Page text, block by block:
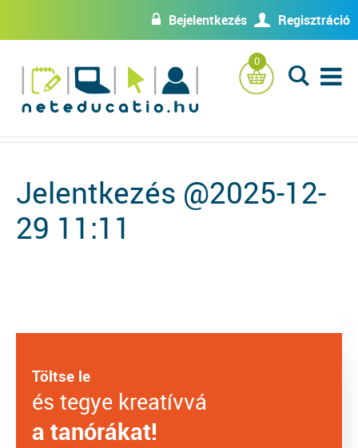
w Bejelentkezés U Regisztráció
0
L
Jelentkezés @2025-12-
29 11:11
Töltse le
és tegye kreatívvá
a tanórákat!